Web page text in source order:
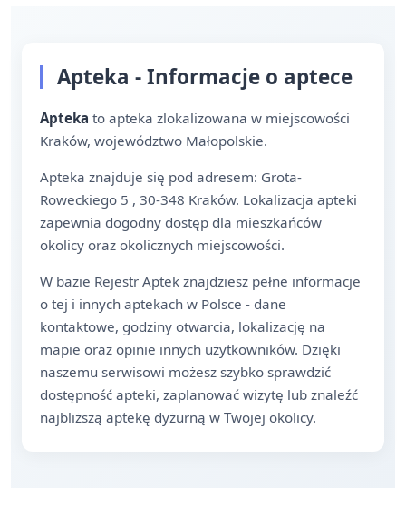
Apteka - Informacje o aptece
Apteka to apteka zlokalizowana w miejscowości
Kraków, województwo Małopolskie.
Apteka znajduje się pod adresem: Grota-
Roweckiego 5 , 30-348 Kraków. Lokalizacja apteki
zapewnia dogodny dostęp dla mieszkańców
okolicy oraz okolicznych miejscowości.
W bazie Rejestr Aptek znajdziesz pełne informacje
o tej i innych aptekach w Polsce - dane
kontaktowe, godziny otwarcia, lokalizację na
mapie oraz opinie innych użytkowników. Dzięki
naszemu serwisowi możesz szybko sprawdzić
dostępność apteki, zaplanować wizytę lub znaleźć
najbliższą aptekę dyżurną w Twojej okolicy.